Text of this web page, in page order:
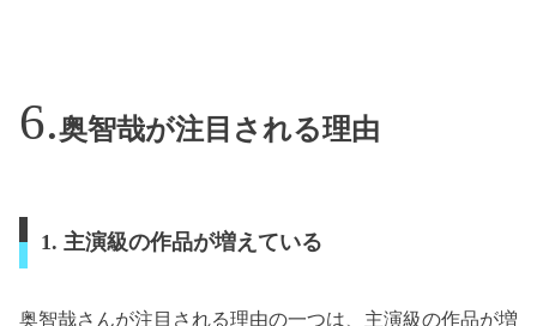
奥智哉が注目される理由
1. 主演級の作品が増えている
奥智哉さんが注目される理由の一つは、主演級の作品が増